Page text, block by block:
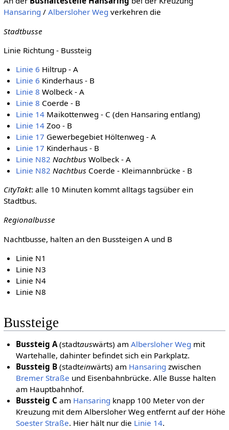
Hansaring / Albersloher Weg verkehren die
Stadtbusse
Linie Richtung - Bussteig
Linie 6 Hiltrup - A
Linie 6 Kinderhaus - B
Linie 8 Wolbeck - A
Linie 8 Coerde - B
Linie 14 Maikottenweg - C (den Hansaring entlang)
Linie 14 Zoo - B
Linie 17 Gewerbegebiet Höltenweg - A
Linie 17 Kinderhaus - B
Linie N82 Nachtbus Wolbeck - A
Linie N82 Nachtbus Coerde - Kleimannbrücke - B
CityTakt: alle 10 Minuten kommt alltags tagsüber ein
Stadtbus.
Regionalbusse
Nachtbusse, halten an den Bussteigen A und B
Linie N1
Linie N3
Linie N4
Linie N8
Bussteige
Bussteig A (stadtauswärts) amAlbersloher Weg mit
Wartehalle, dahinter befindet sich ein Parkplatz.
Bussteig B (stadteinwärts) am Hansaring zwischen
Bremer Straße und Eisenbahnbrücke. Alle Busse halten
am Hauptbahnhof.
Bussteig C am Hansaring knapp 100 Meter von der
Kreuzung mit dem Albersloher Weg entfernt auf der Höhe
Soester Straße. Hier hält nur die Linie 14.